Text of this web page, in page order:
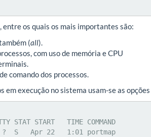
os quais os mais importantes são:
(all).
com uso de memória e CPU
comando dos processos.
execução no sistema usam-se as opções
STAT START   TIME COMMAND
S   Apr 22   1:01 portmap